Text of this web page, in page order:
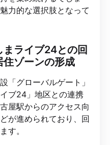
力的な選択肢となって
まライブ24との回
ゾーンの形成
「グローバルゲート」
ブ24」地区との連携
屋駅からのアクセス向
が進められており、回
す。